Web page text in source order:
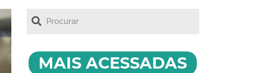
MAIS ACESSADAS